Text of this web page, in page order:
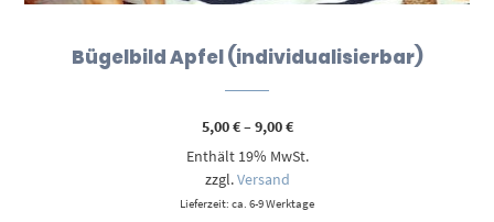
Bügelbild Apfel (individualisierbar)
5,00€–9,00€Preisspanne:
bis
Enthält 19% MwSt.
zzgl.Versand
Lieferzeit: ca. 6-9 Werktage